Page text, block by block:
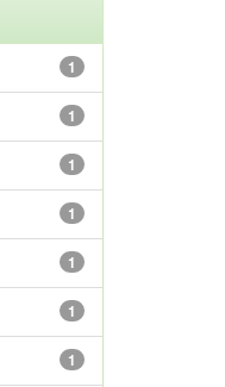
1
1
1
1
1
1
1